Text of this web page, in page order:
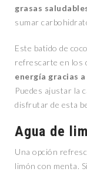
grasas
sumar
Este batido de
refrescarte en los
energía gracias
Puedes ajustar la
disfrutar de esta
Agua de
Una opción
limón con menta.